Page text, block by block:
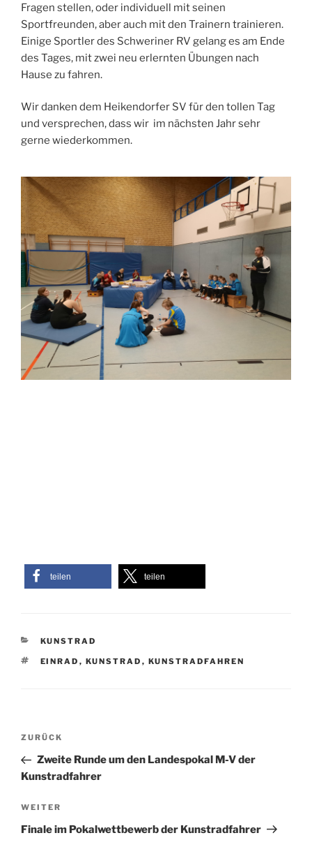
Fragen stellen, oder individuell mit seinen
Sportfreunden, aber auch mit den Trainern trainieren.
Einige Sportler des Schweriner RV gelang es am Ende
des Tages, mit zwei neu erlernten Übungen nach
Hause zu fahren.
Wir danken dem Heikendorfer SV für den tollen Tag
und versprechen, dass wir im nächsten Jahr sehr
gerne wiederkommen.
teilen teilen
KATEGORIEN
KUNSTRAD
SCHLAGWÖRTER
EINRAD , KUNSTRAD , KUNSTRADFAHREN
Beitragsnavigation
Vorheriger
Beitrag
ZURÜCK
Zweite Runde um den Landespokal M-V der
Kunstradfahrer
Nächster
Beitrag
WEITER
Finale im Pokalwettbewerb der Kunstradfahrer